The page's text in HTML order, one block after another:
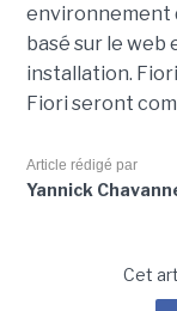
environnement
basé sur le
installation.
Fiori seront
Article rédigé par
Yannick
Cet